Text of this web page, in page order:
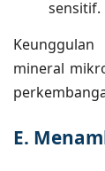
sensitif.
mineral
E.